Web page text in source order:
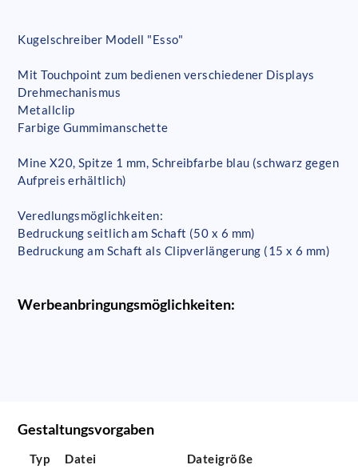
Kugelschreiber Modell "Esso"
Mit Touchpoint zum bedienen verschiedener Displays
Drehmechanismus
Metallclip
Farbige Gummimanschette
Mine X20, Spitze 1 mm, Schreibfarbe blau (schwarz gegen
Aufpreis erhältlich)
Veredlungsmöglichkeiten:
Bedruckung seitlich am Schaft (50 x 6 mm)
Bedruckung am Schaft als Clipverlängerung (15 x 6 mm)
Werbeanbringungsmöglichkeiten:
Gestaltungsvorgaben
Typ Datei Dateigröße